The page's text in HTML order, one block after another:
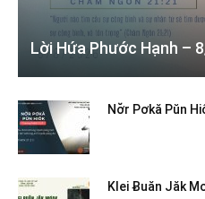
Lời Hứa Phước Hạnh –
Nơ̆r Pơkă Pŭn
Klei Ƀuăn Jăk